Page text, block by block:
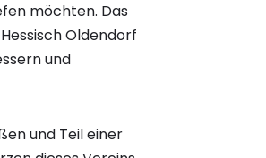
möchten. Das
Oldendorf
und
und Teil einer